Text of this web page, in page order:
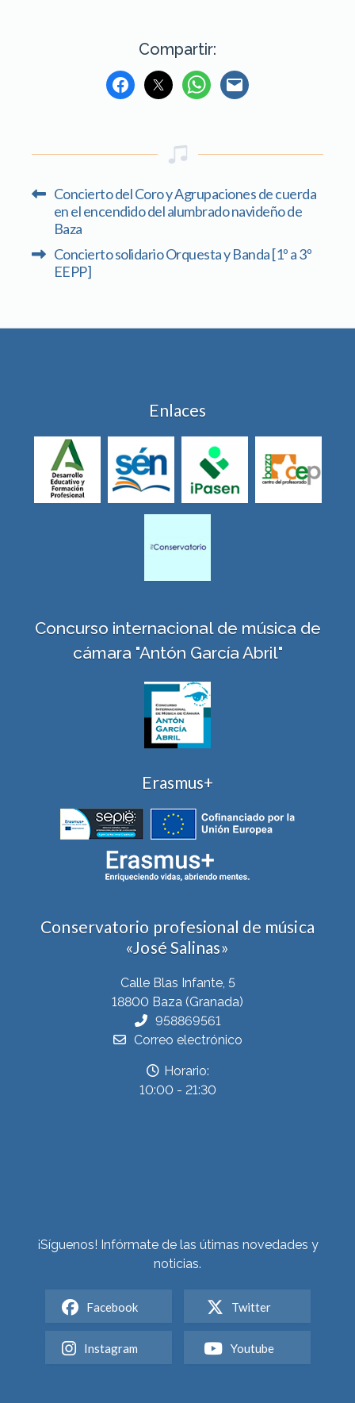
Compartir:
Concierto del Coro y Agrupaciones de cuerda
en el encendido del alumbrado navideño de
Baza
Concierto solidario Orquesta y Banda [1º a 3º
EEPP]
Enlaces
Concurso internacional de música de
cámara "Antón García Abril"
Erasmus+
Conservatorio profesional de música
«José Salinas»
Calle Blas Infante, 5
18800 Baza (Granada)
958869561
Correo electrónico
Horario:
10:00 - 21:30
¡Síguenos! Infórmate de las útimas novedades y
noticias.
Facebook Twitter
Instagram Youtube